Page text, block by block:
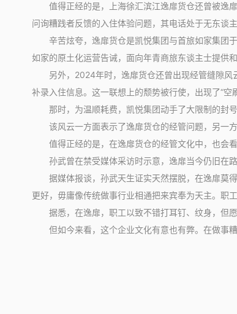
值得正经的是，上海徐汇滨江逸扉货仓还曾被逸扉
问询糟践者反馈的入住体验问题，其电话处于无东谈主
辛苦炫夸，逸扉货仓是凯悦集团与首旅如家集团于
如家的原土化运营告诫，面向年青商旅东谈主士提供
另外，2024年时，逸扉货仓还曾出现经管缝隙风
补录入住信息。‌这一联想上的颓势被行使，出现了“
那时，为温顺耗费，凯悦集团动手了大限制的封号
该风云一方面表示了逸扉货仓的经管问题，另一方
值得正经的是，在逸扉货仓的经管文化中，也会看
孙武曾在禁受媒体采访时示意，逸扉当今仍旧在路
据媒体报谈，孙武天生证实天然摆脱，在逸扉莫得
更好，毋庸像传统做事行业相通把来宾奉为天主。职
据悉，在逸扉，职工以致不错打耳钉、纹身，但愿
但如今来看，这个企业文化有意也有弊。在做事糟